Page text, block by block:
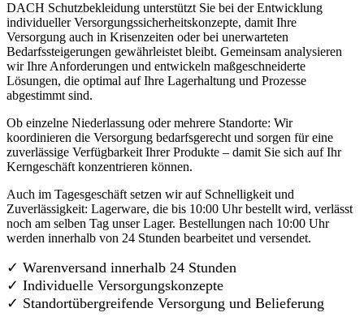
DACH Schutzbekleidung unterstützt Sie bei der Entwicklung
individueller Versorgungssicherheitskonzepte, damit Ihre
Versorgung auch in Krisenzeiten oder bei unerwarteten
Bedarfssteigerungen gewährleistet bleibt. Gemeinsam analysieren
wir Ihre Anforderungen und entwickeln maßgeschneiderte
Lösungen, die optimal auf Ihre Lagerhaltung und Prozesse
abgestimmt sind.
Ob einzelne Niederlassung oder mehrere Standorte: Wir
koordinieren die Versorgung bedarfsgerecht und sorgen für eine
zuverlässige Verfügbarkeit Ihrer Produkte – damit Sie sich auf Ihr
Kerngeschäft konzentrieren können.
Auch im Tagesgeschäft setzen wir auf Schnelligkeit und
Zuverlässigkeit: Lagerware, die bis 10:00 Uhr bestellt wird, verlässt
noch am selben Tag unser Lager. Bestellungen nach 10:00 Uhr
werden innerhalb von 24 Stunden bearbeitet und versendet.
✓ Warenversand innerhalb 24 Stunden
✓ Individuelle Versorgungskonzepte
✓ Standortübergreifende Versorgung und Belieferung